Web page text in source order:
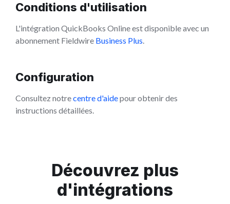
Conditions d'utilisation
L'intégration QuickBooks Online est disponible avec un
abonnement Fieldwire Business Plus.
Configuration
Consultez notrecentre d'aidepour obtenir des
instructions détaillées.
Découvrez plus
d'intégrations